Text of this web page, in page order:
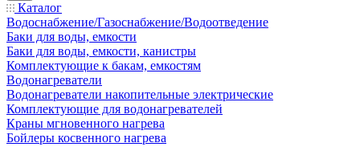
Каталог
Водоснабжение/Газоснабжение/Водоотведение
Баки для воды, емкости
Баки для воды, емкости, канистры
Комплектующие к бакам, емкостям
Водонагреватели
Водонагреватели накопительные электрические
Комплектующие для водонагревателей
Краны мгновенного нагрева
Бойлеры косвенного нагрева